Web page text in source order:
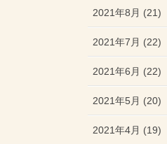
2021年8月 (21)
2021年7月 (22)
2021年6月 (22)
2021年5月 (20)
2021年4月 (19)